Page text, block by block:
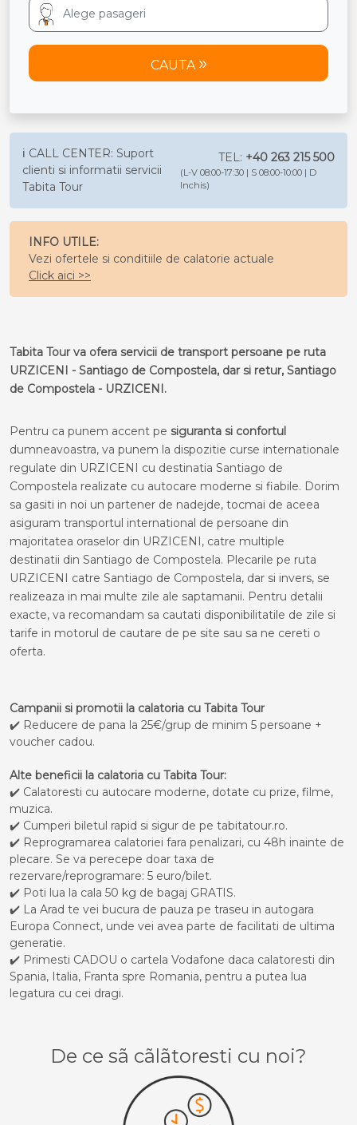
CAUTA
ℹ️ CALL CENTER: Suport
clienti si informatii servicii
Tabita Tour
TEL: +40 263 215 500
(L-V 08:00-17:30 | S 08:00-10:00 | D
Inchis)
INFO UTILE:
Vezi ofertele si conditiile de calatorie actuale
Click aici >>
Tabita Tour va ofera servicii de transport persoane pe ruta
URZICENI - Santiago de Compostela, dar si retur, Santiago
de Compostela - URZICENI.
Pentru ca punem accent pe siguranta si confortul
dumneavoastra, va punem la dispozitie curse internationale
regulate din URZICENI cu destinatia Santiago de
Compostela realizate cu autocare moderne si fiabile. Dorim
sa gasiti in noi un partener de nadejde, tocmai de aceea
asiguram transportul international de persoane din
majoritatea oraselor din URZICENI, catre multiple
destinatii din Santiago de Compostela. Plecarile pe ruta
URZICENI catre Santiago de Compostela, dar si invers, se
realizeaza in mai multe zile ale saptamanii. Pentru detalii
exacte, va recomandam sa cautati disponibilitatile de zile si
tarife in motorul de cautare de pe site sau sa ne cereti o
oferta.
Campanii si promotii la calatoria cu Tabita Tour
✔️ Reducere de pana la 25€/grup de minim 5 persoane +
voucher cadou.
Alte beneficii la calatoria cu Tabita Tour:
✔️ Calatoresti cu autocare moderne, dotate cu prize, filme,
muzica.
✔️ Cumperi biletul rapid si sigur de pe tabitatour.ro.
✔️ Reprogramarea calatoriei fara penalizari, cu 48h inainte de
plecare. Se va perecepe doar taxa de
rezervare/reprogramare: 5 euro/bilet.
✔️ Poti lua la cala 50 kg de bagaj GRATIS.
✔️ La Arad te vei bucura de pauza pe traseu in autogara
Europa Connect, unde vei avea parte de facilitati de ultima
generatie.
✔️ Primesti CADOU o cartela Vodafone daca calatoresti din
Spania, Italia, Franta spre Romania, pentru a putea lua
legatura cu cei dragi.
De ce sã cãlãtoresti cu noi?